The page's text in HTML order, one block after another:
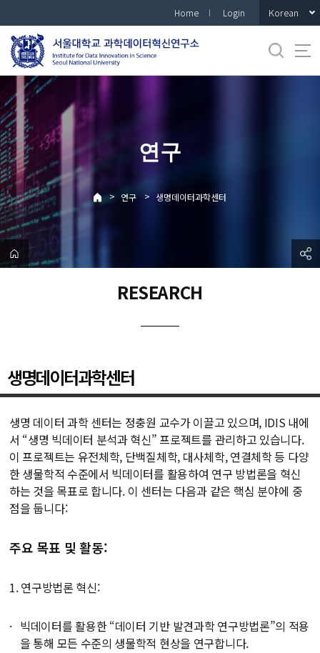
로
메
뉴
Home Login Korean
연구
> 연구 > 생명데이터과학센터
RESEARCH
생명데이터과학센터
생명 데이터 과학 센터는 정충원 교수가 이끌고 있으며, IDIS 내에
서 “생명 빅데이터 분석과 혁신” 프로젝트를 관리하고 있습니다.
이 프로젝트는 유전체학, 단백질체학, 대사체학, 연결체학 등 다양
한 생물학적 수준에서 빅데이터를 활용하여 연구 방법론을 혁신
하는 것을 목표로 합니다.이 센터는 다음과 같은 핵심 분야에 중
점을 둡니다:
주요 목표 및 활동:
1. 연구방법론 혁신:
빅데이터를 활용한 “데이터 기반 발견과학 연구방법론”의 적용
을 통해 모든 수준의 생물학적 현상을 연구합니다.